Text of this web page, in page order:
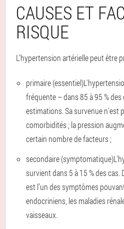
CAUSES ET
RISQUE
L’hypertension artérielle peut être
primaire (essentiel)
fréquente – dans 85 à 95 % des
estimations. Sa survenue n'est
comorbidités ; la pression
certain nombre de facteurs ;
secondaire (symptomatique)
survient dans 5 à 15 % des cas.
est l’un des symptômes
endocriniens, les maladies
vaisseaux.